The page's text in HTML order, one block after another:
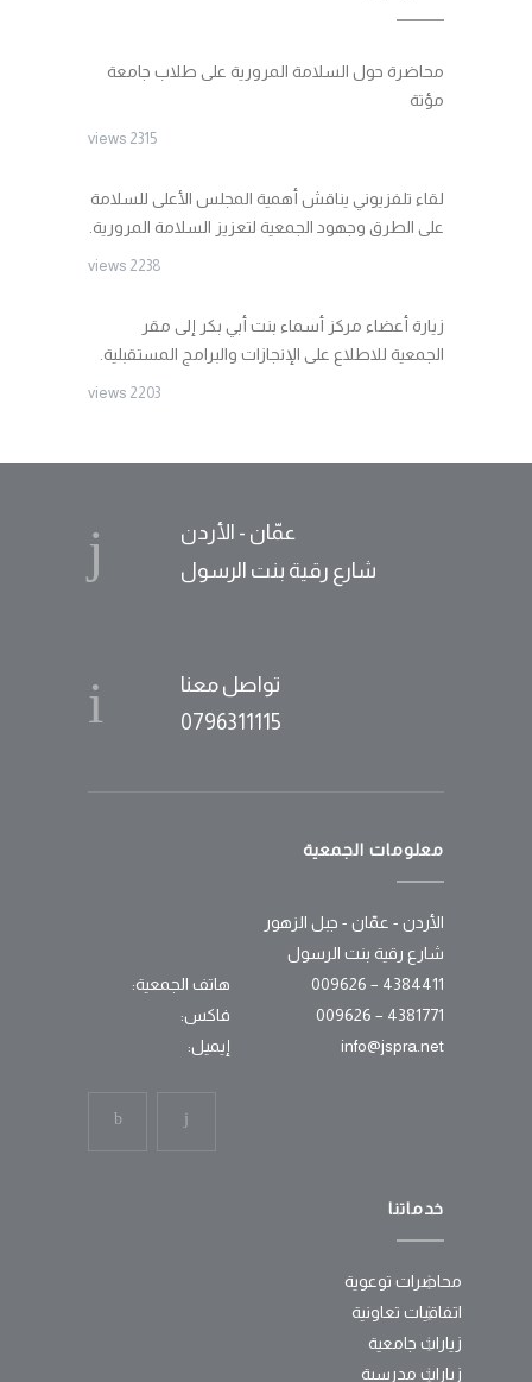
محاضرة حول السلامة المرورية على طلاب جامعة
مؤتة
2315 views
لقاء تلفزيوني يناقش أهمية المجلس الأعلى للسلامة
على الطرق وجهود الجمعية لتعزيز السلامة المرورية.
2238 views
زيارة أعضاء مركز أسماء بنت أبي بكر إلى مقر
الجمعية للاطلاع على الإنجازات والبرامج المستقبلية.
2203 views
عمّان - الأردن
شارع رقية بنت الرسول
تواصل معنا
0796311115
معلومات الجمعية
الأردن - عمّان - جبل الزهور
شارع رقية بنت الرسول
هاتف الجمعية:
4384411 – 009626
فاكس:
4381771 – 009626
إيميل:
info@jspra.net
خدماتنا
محاضرات توعوية
اتفاقيات تعاونية
زيارات جامعية
زيارات مدرسية